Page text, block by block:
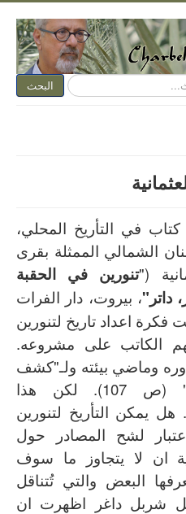
البحث
في التأريخ المحلي،
الشمالي الممثلة بقرى
("تنورين في الحقبة
داتر"، بيروت، دار الفرات
2006). لاقت فكرة اعداد تاريخ لتنورين
الكاتب على مشروعه.
وماضي بيئته ولـ"كشف
صورة "الاهل" المبهمة" (ص 107). لكن هذا
يمكن التأريخ لتنورين
لشح المصادر حول
ان لا يتجاوز ما سوف
البعض والتي تُتناقل
شربل داغر اظهرت ان